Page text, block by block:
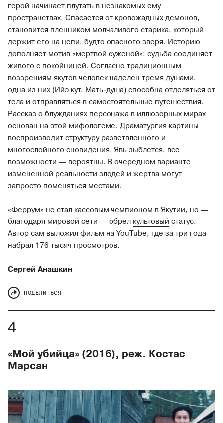
герой начинает плутать в незнакомых ему
пространствах. Спасается от кровожадных демонов,
становится пленником молчаливого старика, который
держит его на цепи, будто опасного зверя. Историю
дополняет мотив «мертвой суженой»: судьба соединяет
живого с покойницей. Согласно традиционным
воззрениям якутов человек наделен тремя душами,
одна из них (Ийэ кут, Мать-душа) способна отделяться от
тела и отправляться в самостоятельные путешествия.
Рассказ о блужданиях персонажа в иллюзорных мирах
основан на этой мифологеме. Драматургия картины
воспроизводит структуру разветвленного и
многослойного сновидения. Явь зыблется, все
возможности — вероятны. В очередном варианте
измененной реальности злодей и жертва могут
запросто поменяться местами.
«Феррум» не стал кассовым чемпионом в Якутии, но —
благодаря мировой сети — обрел культовый статус.
Автор сам выложил фильм на YouTube, где за три года
набрал 176 тысяч просмотров.
Сергей Анашкин
ПОДЕЛИТЬСЯ
«Мой убийца» (2016), реж. Костас
Марсан